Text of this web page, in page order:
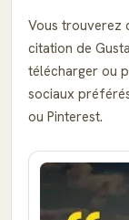
Vous trouverez
citation de
télécharger ou
sociaux
ou Pinterest.